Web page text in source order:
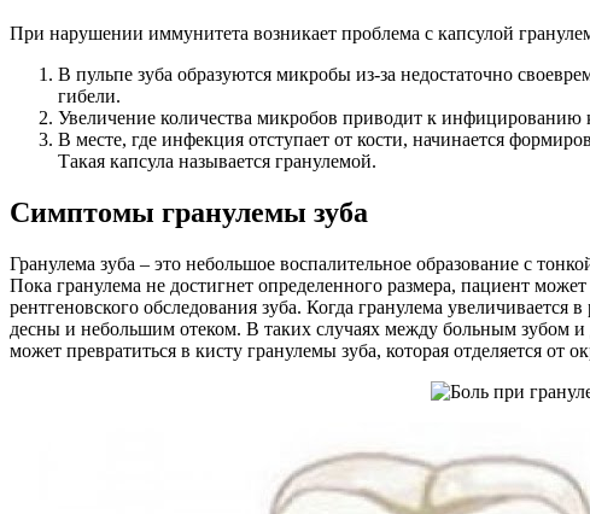
При нарушении иммунитета возникает проблема с капсулой
В пульпе зуба образуются микробы из-за недостаточно
гибели.
Увеличение количества микробов приводит к инфицированию
В месте, где инфекция отступает от кости, начинается
Такая капсула называется гранулемой.
Симптомы гранулемы зуба
Гранулема зуба – это небольшое воспалительное образование с
Пока гранулема не достигнет определенного размера, пациент
рентгеновского обследования зуба. Когда гранулема
десны и небольшим отеком. В таких случаях между больным зубом и
может превратиться в кисту гранулемы зуба, которая отделяется